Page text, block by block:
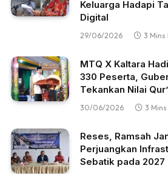
Keluarga Hadapi
Digital
29/06/2026 3 Mins
MTQ X Kaltara
330 Peserta,
Tekankan Nilai
30/06/2026 3 Mins
Reses, Ramsah
Perjuangkan
Sebatik pada 2027